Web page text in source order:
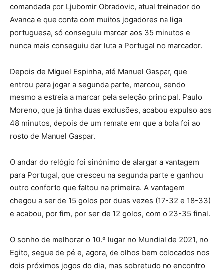
comandada por Ljubomir Obradovic, atual treinador do
Avanca e que conta com muitos jogadores na liga
portuguesa, só conseguiu marcar aos 35 minutos e
nunca mais conseguiu dar luta a Portugal no marcador.
Depois de Miguel Espinha, até Manuel Gaspar, que
entrou para jogar a segunda parte, marcou, sendo
mesmo a estreia a marcar pela seleção principal. Paulo
Moreno, que já tinha duas exclusões, acabou expulso aos
48 minutos, depois de um remate em que a bola foi ao
rosto de Manuel Gaspar.
O andar do relógio foi sinónimo de alargar a vantagem
para Portugal, que cresceu na segunda parte e ganhou
outro conforto que faltou na primeira. A vantagem
chegou a ser de 15 golos por duas vezes (17-32 e 18-33)
e acabou, por fim, por ser de 12 golos, com o 23-35 final.
O sonho de melhorar o 10.º lugar no Mundial de 2021, no
Egito, segue de pé e, agora, de olhos bem colocados nos
dois próximos jogos do dia, mas sobretudo no encontro